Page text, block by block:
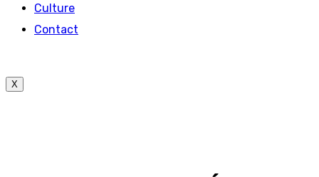
Culture
Contact
X